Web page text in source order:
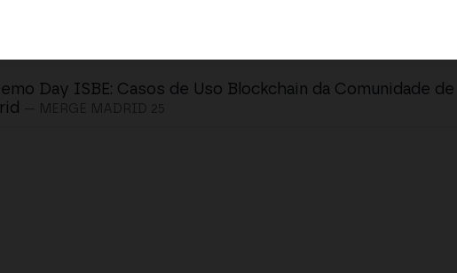
Day ISBE: Casos de Uso Blockchain da Comunidade de